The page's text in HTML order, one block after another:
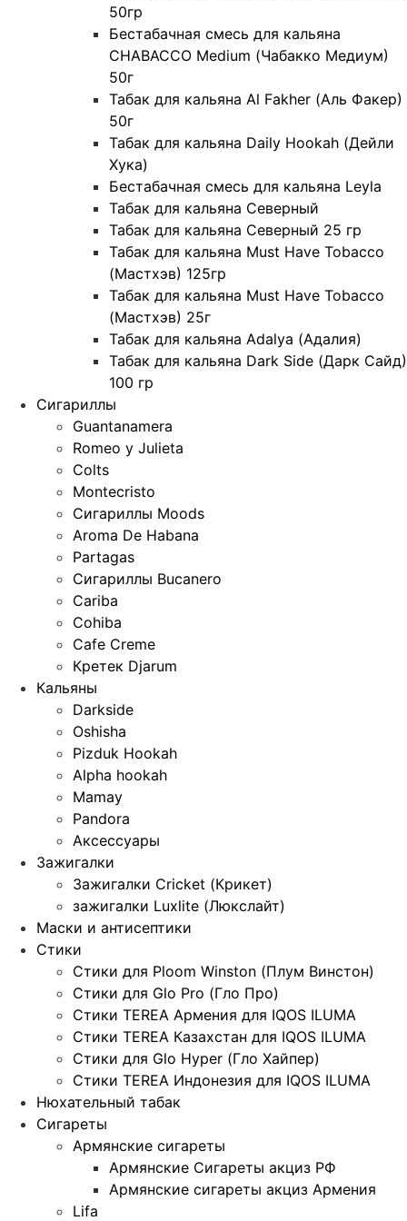
50гр
Бестабачная смесь для кальяна
CHABACCO Medium (Чабакко Медиум)
50г
Табак для кальяна Al Fakher (Аль Факер)
50г
Табак для кальяна Daily Hookah (Дейли
Хука)
Бестабачная смесь для кальяна Leyla
Табак для кальяна Северный
Табак для кальяна Северный 25 гр
Табак для кальяна Must Have Tobacco
(Мастхэв) 125гр
Табак для кальяна Must Have Tobacco
(Мастхэв) 25г
Табак для кальяна Adalya (Адалия)
Табак для кальяна Dark Side (Дарк Сайд)
100 гр
Сигариллы
Guantanamera
Romeo y Julieta
Colts
Montecristo
Сигариллы Moods
Aroma De Habana
Partagas
Сигариллы Bucanero
Cariba
Cohiba
Cafe Creme
Кретек Djarum
Кальяны
Darkside
Oshisha
Pizduk Hookah
Alpha hookah
Mamay
Pandora
Аксессуары
Зажигалки
Зажигалки Cricket (Крикет)
зажигалки Luxlite (Люкслайт)
Маски и антисептики
Стики
Стики для Ploom Winston (Плум Винстон)
Стики для Glo Pro (Гло Про)
Стики TEREA Армения для IQOS ILUMA
Стики TEREA Казахстан для IQOS ILUMA
Стики для Glo Hyper (Гло Хайпер)
Стики TEREA Индонезия для IQOS ILUMA
Нюхательный табак
Сигареты
Армянские сигареты
Армянские Сигареты акциз РФ
Армянские сигареты акциз Армения
Lifa